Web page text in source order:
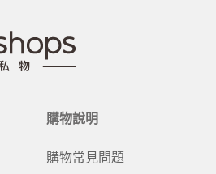
購物說明
購物常見問題